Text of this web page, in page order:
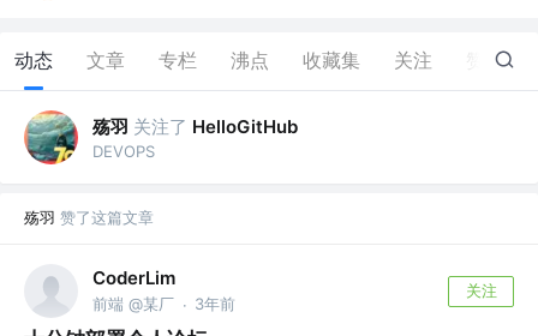
动态 文章 专栏 沸点 收藏集 关注 55
殇羽 关注了 HelloGitHub
DEVOPS
殇羽 赞了这篇文章
CoderLim
前端 @某厂 · 3年前
关注